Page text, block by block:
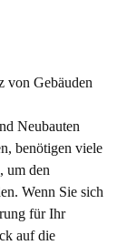
von Gebäuden
Neubauten
benötigen viele
um den
Wenn Sie sich
für Ihr
auf die